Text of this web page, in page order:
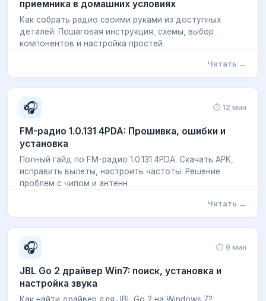
приемника в домашних условиях
Как собрать радио своими руками из доступных
деталей. Пошаговая инструкция, схемы, выбор
компонентов и настройка простей
Читать →
🎧 ⏱ 12 мин
FM-радио 1.0.131 4PDA: Прошивка, ошибки и
установка
Полный гайд по FM-радио 1.0.131 4PDA. Скачать APK,
исправить вылеты, настроить частоты. Решение
проблем с чипом и антенн
Читать →
🎧 ⏱ 9 мин
JBL Go 2 драйвер Win7: поиск, установка и
настройка звука